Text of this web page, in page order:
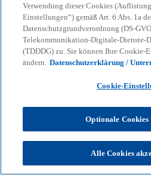
Midja Herma
Partner, Consulting
KPMG AG
Verwendung dieser Cookies
Einstellungen“) gemäß Art. 6 Abs. 1a
Datenschutzgrundverordnung (DS-
Telekommunikation-Digitale-Dienste-
(TDDDG) zu. Sie können Ihre Cookie-
ändern. Datenschutzerklärung /
Cookie-
Optionale Cookies
Alle Cookies